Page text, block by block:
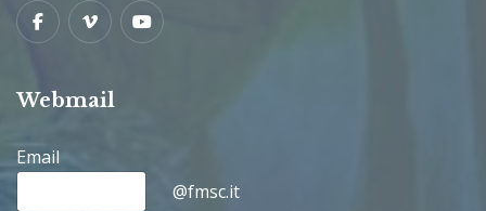
FacebookVimeoYoutube
Webmail
Email
@fmsc.it